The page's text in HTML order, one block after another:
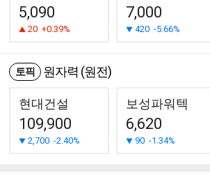
5,090
20 +0.39%
7,000
420 -5.66%
토픽 원자력 (원전)
현대건설
109,900
2,700 -2.40%
보성파워텍
6,620
90 -1.34%